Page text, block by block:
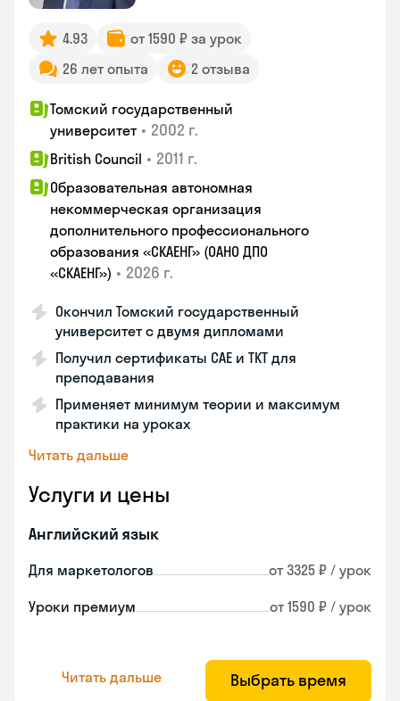
4.93
от 1590 ₽ за урок
26 лет опыта
2 отзыва
Томский государственный
университет • 2002 г.
British Council • 2011 г.
Образовательная автономная
некоммерческая организация
дополнительного профессионального
образования «СКАЕНГ» (ОАНО ДПО
«СКАЕНГ») • 2026 г.
Окончил Томский государственный
университет с двумя дипломами
Получил сертификаты CAE и TKT для
преподавания
Применяет минимум теории и максимум
практики на уроках
Читать дальше
Услуги и цены
Английский язык
Для маркетологов от 3325 ₽ / урок
Уроки премиум от 1590 ₽ / урок
Читать дальше Выбрать время